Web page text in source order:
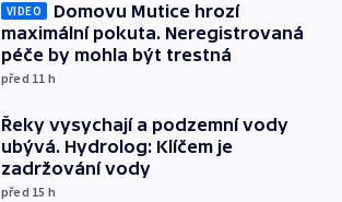
VIDEO
Domovu Mutice hrozí
maximální pokuta. Neregistrovaná
péče by mohla být trestná
před 11 h
Řeky vysychají a podzemní vody
ubývá. Hydrolog: Klíčem je
zadržování vody
před 15 h